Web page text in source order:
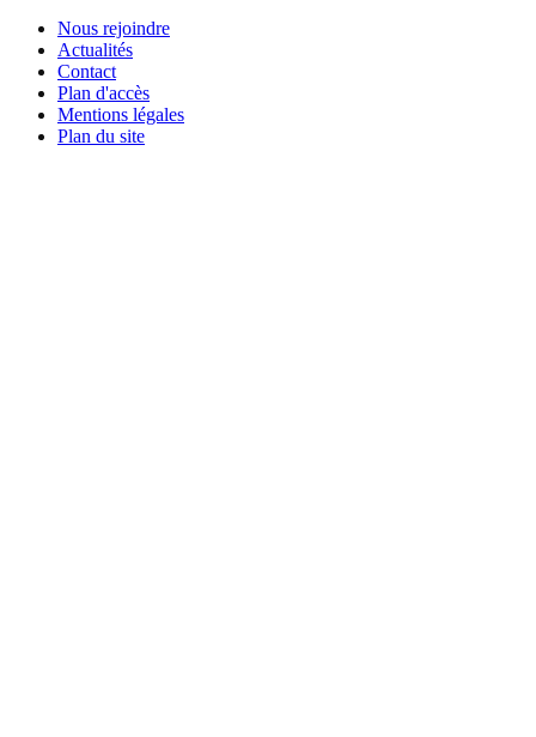
Nous rejoindre
Actualités
Contact
Plan d'accès
Mentions légales
Plan du site